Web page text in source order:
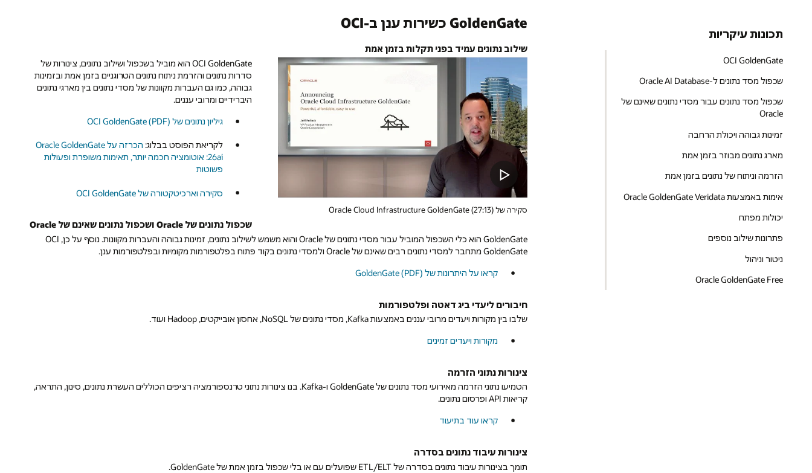
תכונות עיקריות
OCI GoldenGate
שכפול מסד נתונים ל-Oracle AI Database
שכפול מסד נתונים עבור מסדי נתונים שאינם של
Oracle
זמינות גבוהה ויכולת הרחבה
מארג נתונים מבוזר בזמן אמת
הזרמה וניתוח של נתונים בזמן אמת
אימות באמצעות Oracle GoldenGate Veridata
יכולות מפתח
פתרונות שילוב נוספים
ניטור וניהול
Oracle GoldenGate Free
GoldenGate כשירות ענן ב-OCI
שילוב נתונים עמיד בפני תקלות בזמן אמת
סקירה של Oracle Cloud Infrastructure GoldenGate (27:13)
OCI GoldenGate הוא מוביל בשכפול ושילוב נתונים, צינורות של
סדרות נתונים והזרמת ניתוח נתונים הטרוגניים בזמן אמת ובזמינות
גבוהה, כמו גם העברות מקוונות של מסדי נתונים בין מארגי נתונים
היברידיים ומרובי עננים.
גיליון נתונים של OCI GoldenGate (PDF)
לקריאת הפוסט בבלוג:
הכרזה על Oracle GoldenGate
26ai: אוטומציה חכמה יותר, תאימות משופרת ופעולות
פשוטות
סקירה וארכיטקטורה של OCI GoldenGate
שכפול נתונים של Oracle ושכפול נתונים שאינם של Oracle
GoldenGate הוא כלי השכפול המוביל עבור מסדי נתונים של Oracle והוא משמש לשילוב נתונים, זמינות גבוהה והעברות מקוונות. נוסף על כן, OCI
GoldenGate מתחבר למסדי נתונים רבים שאינם של Oracle ולמסדי נתונים בקוד פתוח בפלטפורמות מקומיות ובפלטפורמות ענן.
קראו על היתרונות של GoldenGate (PDF)
חיבורים ליעדי ביג דאטה ופלטפורמות
שלבו בין מקורות ויעדים מרובי עננים באמצעות Kafka, מסדי נתונים של NoSQL, אחסון אובייקטים, Hadoop ועוד.
מקורות ויעדים זמינים
צינורות נתוני הזרמה
הטמיעו נתוני הזרמה מאירועי מסד נתונים של GoldenGate ו-Kafka. בנו צינורות נתוני טרנספורמציה רציפים הכוללים העשרת נתונים, סינון, התראה,
קריאות API ופרסום נתונים.
קראו עוד בתיעודעל
הזרמה
צינורות עיבוד נתונים בסדרה
תומך בצינורות עיבוד נתונים בסדרה של ETL/ELT שפועלים עם או בלי שכפול בזמן אמת של GoldenGate.